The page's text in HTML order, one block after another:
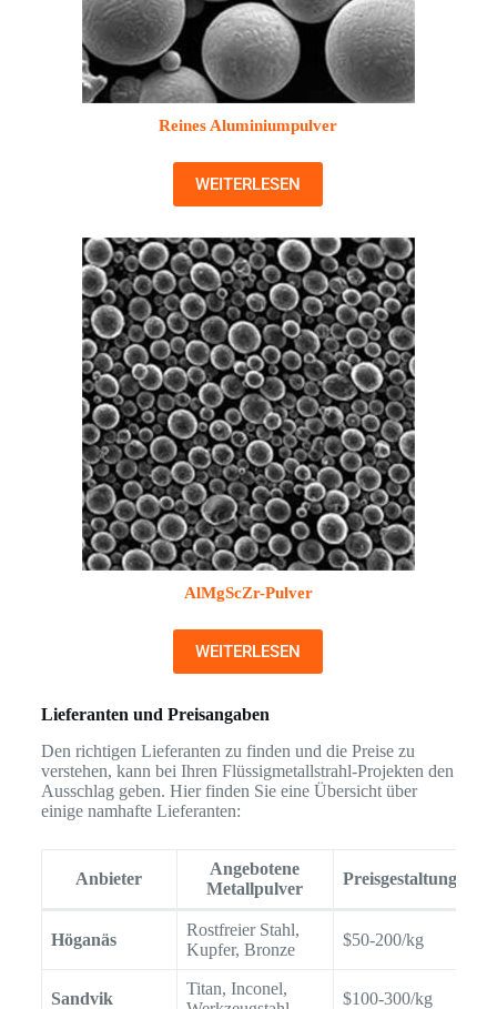
Reines Aluminiumpulver
WEITERLESEN
AlMgScZr-Pulver
WEITERLESEN
Lieferanten und Preisangaben
Den richtigen Lieferanten zu finden und die Preise zu
verstehen, kann bei Ihren Flüssigmetallstrahl-Projekten den
Ausschlag geben. Hier finden Sie eine Übersicht über
einige namhafte Lieferanten:
Anbieter
Angebotene
Metallpulver
Preisgestaltung
Höganäs
Rostfreier Stahl,
Kupfer, Bronze
$50-200/kg
Sandvik
Titan, Inconel,
$100-300/kg